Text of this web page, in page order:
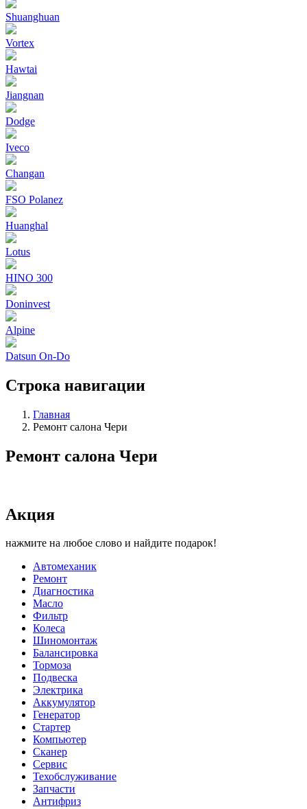
Shuanghuan
Vortex
Hawtai
Jiangnan
Dodge
Iveco
Changan
FSO Polanez
Huanghal
Lotus
HINO 300
Doninvest
Alpine
Datsun On-Do
Строка навигации
Главная
Ремонт салона Чери
Ремонт салона Чери
Акция
нажмите на любое слово и найдите подарок!
Автомеханик
Ремонт
Диагностика
Масло
Фильтр
Колеса
Шиномонтаж
Балансировка
Тормоза
Подвеска
Электрика
Аккумулятор
Генератор
Стартер
Компьютер
Сканер
Сервис
Техобслуживание
Запчасти
Антифриз